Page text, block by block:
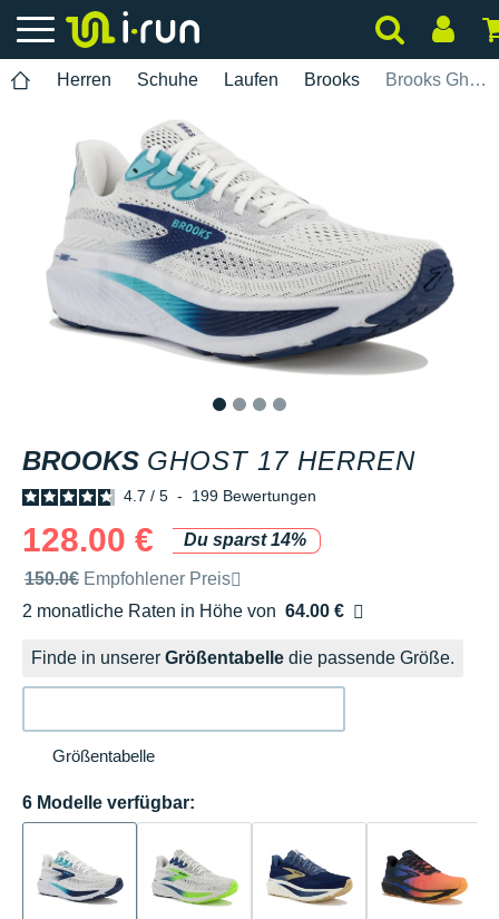
Herren Schuhe Laufen Brooks Brooks Ghost 17 Herren
BROOKS GHOST 17 HERREN
4.7 / 5 - 199 Bewertungen
128.00 €
Du sparst 14%
Unverbindliche Preisempfehlung der Marke
150.0€ Empfohlener Preis
2 monatliche Raten in Höhe von 64.00 €
Ohne Zusatzkosten
Finde in unserer Größentabelle die passende Größe.
Größentabelle
6 Modelle verfügbar: